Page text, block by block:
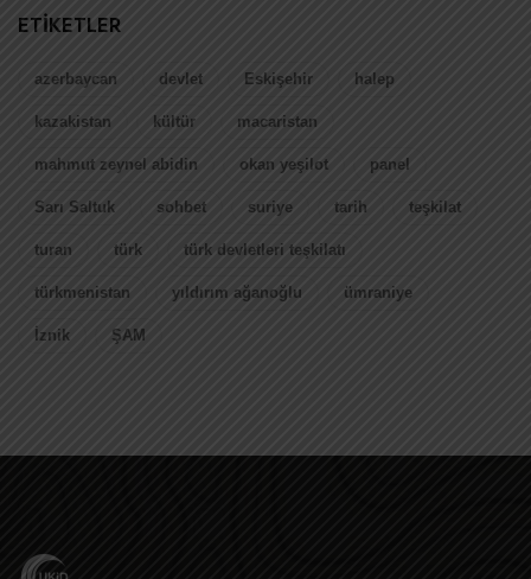
ETIKETLER
azerbaycan devlet Eskişehir halep
kazakistan kültür macaristan
mahmut zeynel abidin okan yeşilot panel
Sarı Saltuk sohbet suriye tarih teşkilat
turan türk türk devletleri teşkilatı
türkmenistan yıldırım ağanoğlu ümraniye
İznik ŞAM